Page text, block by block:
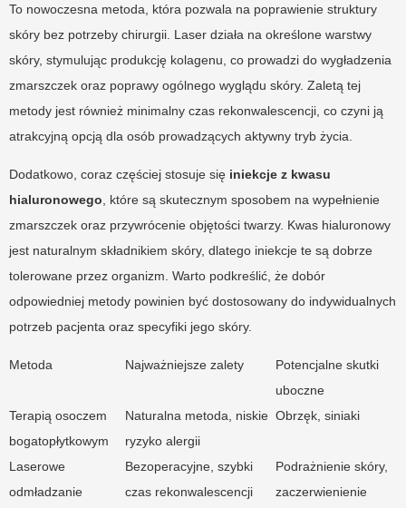
To nowoczesna metoda, która pozwala na poprawienie struktury
skóry bez potrzeby chirurgii. Laser działa na określone warstwy
skóry, stymulując produkcję kolagenu, co prowadzi do wygładzenia
zmarszczek oraz poprawy ogólnego wyglądu skóry. Zaletą tej
metody jest również minimalny czas rekonwalescencji, co czyni ją
atrakcyjną opcją dla osób prowadzących aktywny tryb życia.
Dodatkowo, coraz częściej stosuje się iniekcje z kwasu
hialuronowego , które są skutecznym sposobem na wypełnienie
zmarszczek oraz przywrócenie objętości twarzy. Kwas hialuronowy
jest naturalnym składnikiem skóry, dlatego iniekcje te są dobrze
tolerowane przez organizm. Warto podkreślić, że dobór
odpowiedniej metody powinien być dostosowany do indywidualnych
potrzeb pacjenta oraz specyfiki jego skóry.
Metoda Najważniejsze zalety
Potencjalne skutki
uboczne
Terapią osoczem
bogatopłytkowym
Naturalna metoda, niskie
ryzyko alergii
Obrzęk, siniaki
Laserowe
odmładzanie
Bezoperacyjne, szybki
czas rekonwalescencji
Podrażnienie skóry,
zaczerwienienie